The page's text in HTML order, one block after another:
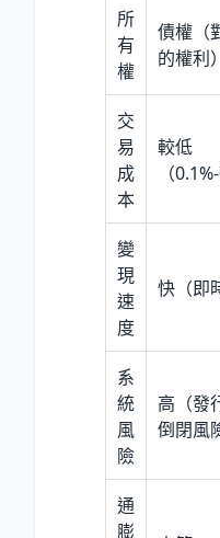
所
有
權
債權（
的權利）
交
易
成
本
較低
（
變
現
速
度
快（即
系
統
風
險
高（發
倒閉風
通
膨